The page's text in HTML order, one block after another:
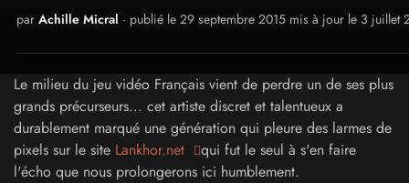
par Achille Micral · publié le 29 septembre 2015 mis à jour le 3 juillet
Le milieu du jeu vidéo Français vient de perdre un de ses plus
grands précurseurs... cet artiste discret et talentueux a
durablement marqué une génération qui pleure des larmes de
pixels sur le site Lankhor.net
qui fut le seul à s'en faire
l'écho que nous prolongerons ici humblement.